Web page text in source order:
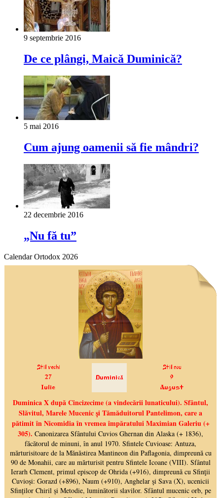
9 septembrie 2016
De ce plângi, Maică Duminică?
5 mai 2016
Cum ajung oamenii să fie mândri?
22 decembrie 2016
„Nu fă tu”
Calendar Ortodox 2026